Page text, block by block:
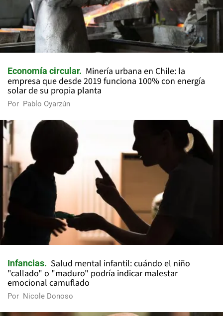
Economía circular
Minería urbana en Chile: la
empresa que desde 2019 funciona 100% con energía
solar de su propia planta
Por Pablo Oyarzún
Infancias
Salud mental infantil: cuándo el niño
"callado" o "maduro" podría indicar malestar
emocional camuflado
Por Nicole Donoso